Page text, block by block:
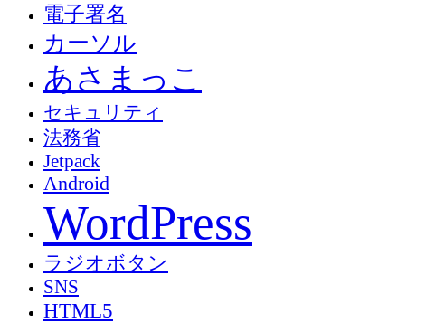
電子署名
カーソル
あさまっこ
セキュリティ
法務省
Jetpack
Android
WordPress
ラジオボタン
SNS
HTML5